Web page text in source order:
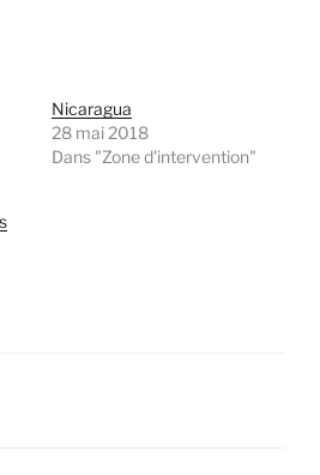
Nicaragua
28 mai 2018
Dans "Zone d'intervention"